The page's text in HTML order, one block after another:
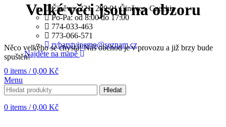
Činěves 221, 289 01 Činěves, Czechia
Po-Pa: od 8:00 do 17:00
774-033-463
773-066-571
rybarstvinemo@seznam.cz
Najděte na mapě
0 items / 0,00 Kč
Menu
Hledat
0 items / 0,00 Kč
Velké věci jsou na obzoru
Něco velkého se chystá! Náš obchod je v provozu a již brzy bude
spuštěn!